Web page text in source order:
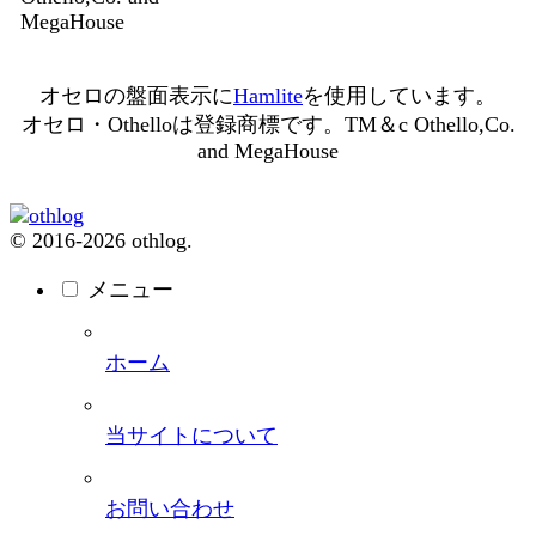
MegaHouse
オセロの盤面表示にHamliteを使用しています。
オセロ・Othelloは登録商標です。TM＆c Othello,Co.
and MegaHouse
© 2016-2026 othlog.
メニュー
ホーム
当サイトについて
お問い合わせ